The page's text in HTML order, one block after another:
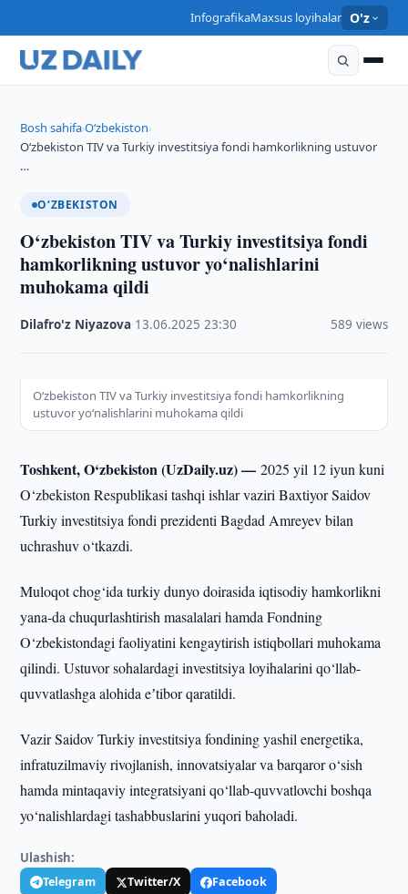
InfografikaMaxsus loyihalar O'z
Bosh sahifa›O‘zbekiston›
O‘zbekiston TIV va Turkiy investitsiya fondi hamkorlikning ustuvor
…
O‘ZBEKISTON
O‘zbekiston TIV va Turkiy investitsiya fondi
hamkorlikning ustuvor yo‘nalishlarini
muhokama qildi
Dilafro'z Niyazova 13.06.2025 ·23:30 589 views
O‘zbekiston TIV va Turkiy investitsiya fondi hamkorlikning
ustuvor yo‘nalishlarini muhokama qildi
Toshkent, O‘zbekiston (UzDaily.uz) —2025 yil 12 iyun kuni
O‘zbekiston Respublikasi tashqi ishlar vaziri Baxtiyor Saidov
Turkiy investitsiya fondi prezidenti Bagdad Amreyev bilan
uchrashuv o‘tkazdi.
Muloqot chog‘ida turkiy dunyo doirasida iqtisodiy hamkorlikni
yana-da chuqurlashtirish masalalari hamda Fondning
O‘zbekistondagi faoliyatini kengaytirish istiqbollari muhokama
qilindi. Ustuvor sohalardagi investitsiya loyihalarini qo‘llab-
quvvatlashga alohida eʼtibor qaratildi.
Vazir Saidov Turkiy investitsiya fondining yashil energetika,
infratuzilmaviy rivojlanish, innovatsiyalar va barqaror o‘sish
hamda mintaqaviy integratsiyani qo‘llab-quvvatlovchi boshqa
yo‘nalishlardagi tashabbuslarini yuqori baholadi.
Ulashish:
Telegram Twitter/X
Facebook